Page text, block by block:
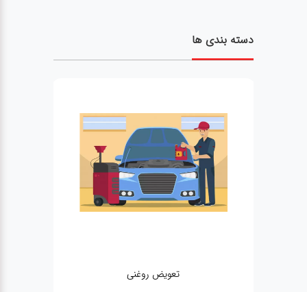
دسته بندی ها
تعویض روغنی